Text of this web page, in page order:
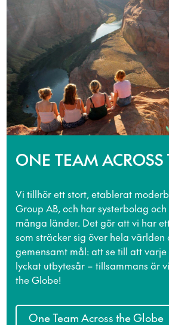
ONE TEAM ACROSS
Vi tillhör ett stort, etablerat
Group AB, och har systerbolag
många länder. Det gör att vi har
som sträcker sig över hela världen
gemensamt mål: att se till att
lyckat utbytesår – tillsammans är
the Globe!
One Team Across the Globe